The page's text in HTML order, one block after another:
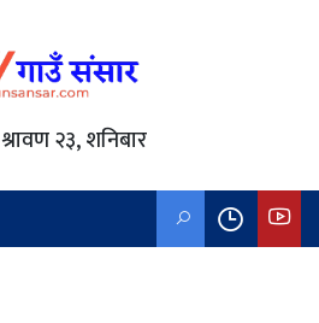
२३, शनिबार